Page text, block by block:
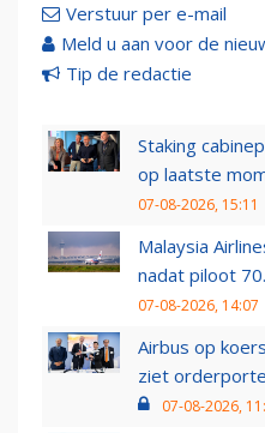
Verstuur per e-mail
Meld u aan voor de
Tip de redactie
Staking
op laatste
07-08-2026, 15:11
Malaysia
nadat piloot
07-08-2026, 14:07
Airbus op
ziet
07-08-2026,